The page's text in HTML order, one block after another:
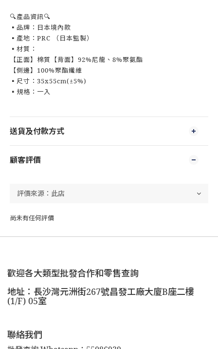
🔍️產品資訊🔍️
▪️品牌：日本境內款
▪️產地：PRC （日本監製）
▪️材質：
【正面】棉質【背面】92%尼龍、8%聚氨酯
【側邊】100%聚酯纖維
▪️尺寸：35x55cm(±5%)
▪️規格：一入
送貨及付款方式
顧客評價
尚未有任何評價
歡迎各大類型批發合作和零售查詢
地址：長沙灣元洲街267號昌發工廠大廈B座二樓
(1/F) 05室
聯絡我們